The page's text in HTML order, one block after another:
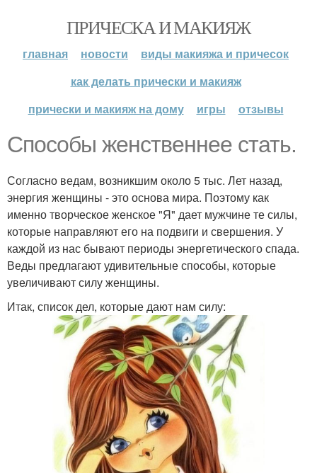
ПРИЧЕСКА И МАКИЯЖ
главная новости
виды макияжа и причесок
как делать прически и макияж
прически и макияж на дому
игры отзывы
Способы женственнее стать.
Согласно ведам, возникшим около 5 тыс. Лет назад,
энергия женщины - это основа мира. Поэтому как
именно творческое женское "Я" дает мужчине те силы,
которые направляют его на подвиги и свершения. У
каждой из нас бывают периоды энергетического спада.
Веды предлагают удивительные способы, которые
увеличивают силу женщины.
Итак, список дел, которые дают нам силу: